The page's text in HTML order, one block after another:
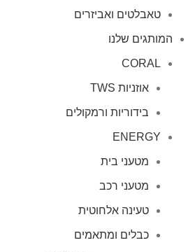
טאבלטים ואביזרים
המותגים שלנו
CORAL
אוזניות TWS
בידוריות ורמקולים
ENERGY
מטעני בית
מטעני רכב
טעינה אלחוטית
כבלים ומתאמים